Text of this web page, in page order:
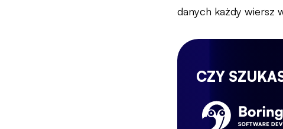
danych każdy wiersz
CZY